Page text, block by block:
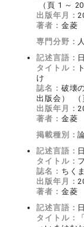
（頁 1 ～
出版年月：
著者： 金菱
専門分野：
記述言語：
タイトル：
け
誌名： 破壊
出版会） （
出版年月：
著者： 金菱
掲載種別：
記述言語：
タイトル：
誌名： ちく
出版年月：
著者： 金菱
記述言語：
タイトル：